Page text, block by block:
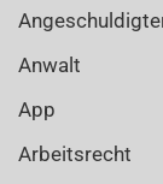
Anwalt
App
Arbeitsrecht